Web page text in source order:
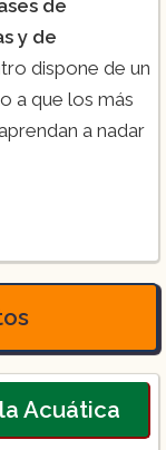
de
y de
dispone de un
a que los más
a nadar
Acuática